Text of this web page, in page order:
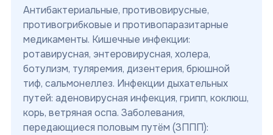
Антибактериальные, противовирусные,
противогрибковые и противопаразитарные
медикаменты. Кишечные инфекции:
ротавирусная, энтеровирусная, холера,
ботулизм, туляремия, дизентерия, брюшной
тиф, сальмонеллез. Инфекции дыхательных
путей: аденовирусная инфекция, грипп, коклюш,
корь, ветряная оспа. Заболевания,
передающиеся половым путём (ЗППП):